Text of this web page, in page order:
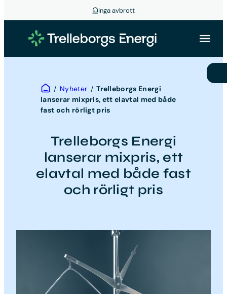
Inga avbrott
Hem/ Nyheter / Trelleborgs Energi
lanserar mixpris, ett elavtal med både
fast och rörligt pris
Trelleborgs Energi
lanserar mixpris, ett
elavtal med både fast
och rörligt pris